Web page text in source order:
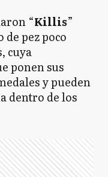
“Killis”
de pez poco
cuya
ponen sus
y pueden
dentro de los